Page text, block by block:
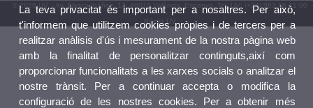
© 2026 UV. - Av. Blasco Ibáñez, 13. 46010 València. Espanya. Tel. UV: (+34) 963 86 41 00
Bústia UV
La teva privacitat és important per a nosaltres. Per això,
t'informem que utilitzem cookies pròpies i de tercers per a
realitzar anàlisis d'ús i mesurament de la nostra pàgina web
amb la finalitat de personalitzar continguts,així com
proporcionar funcionalitats a les xarxes socials o analitzar el
nostre trànsit. Per a continuar accepta o modifica la
configuració de les nostres cookies. Per a obtenir més